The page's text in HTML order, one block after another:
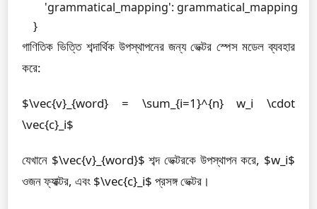
        'grammatical_mapping': grammatical_mapping
    }
গাণিতিক ভিত্তি শব্দার্থিক উপস্থাপনের জন্য ভেক্টর স্পেস মডেল ব্যবহার
করে:
$\vec{v}_{word} = \sum_{i=1}^{n} w_i \cdot
\vec{c}_i$
যেখানে $\vec{v}_{word}$ শব্দ ভেক্টরকে উপস্থাপন করে, $w_i$
ওজন ফ্যাক্টর, এবং $\vec{c}_i$ প্রসঙ্গ ভেক্টর।